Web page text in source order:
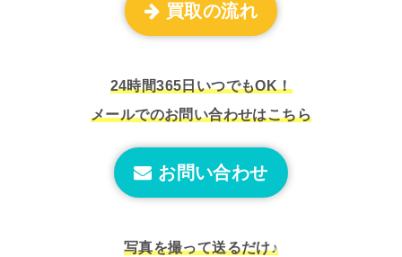
買取の流れ
24時間365日いつでもOK！
メールでのお問い合わせはこちら
お問い合わせ
写真を撮って送るだけ♪